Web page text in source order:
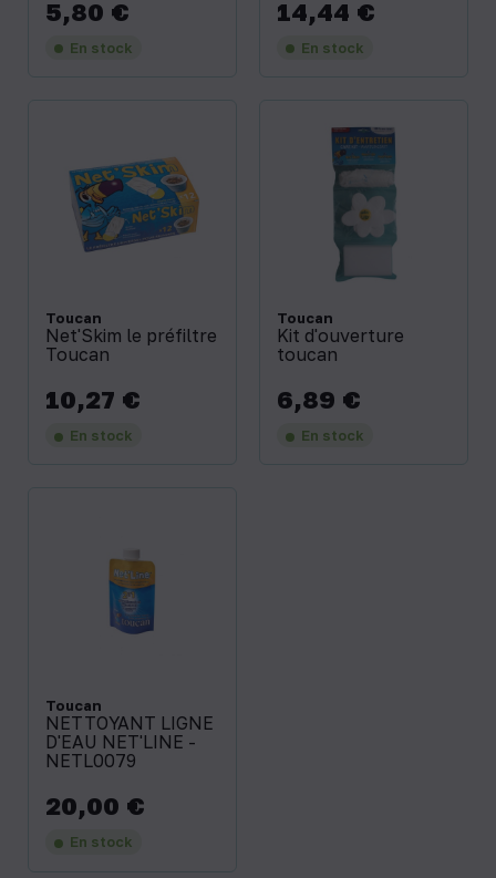
Prix
5,80 €
En stock
Prix
14,44 €
En stock
Toucan
Net'Skim le préfiltre
Toucan
Prix
10,27 €
En stock
Toucan
Kit d'ouverture
toucan
Prix
6,89 €
En stock
Toucan
NETTOYANT LIGNE
D'EAU NET'LINE -
NETL0079
Prix
20,00 €
En stock